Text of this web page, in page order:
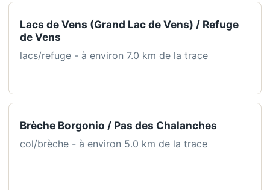
Lacs de Vens (Grand Lac de Vens) / Refuge
de Vens
lacs/refuge - à environ 7.0 km de la trace
Brèche Borgonio / Pas des Chalanches
col/brèche - à environ 5.0 km de la trace